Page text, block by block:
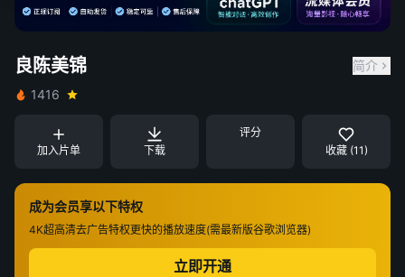
良陈美锦
简介
1416
加入片单 下载
评分
收藏 (11)
成为会员享以下特权
4K超高清去广告特权更快的播放速度(需最新版谷歌浏览器)
立即开通